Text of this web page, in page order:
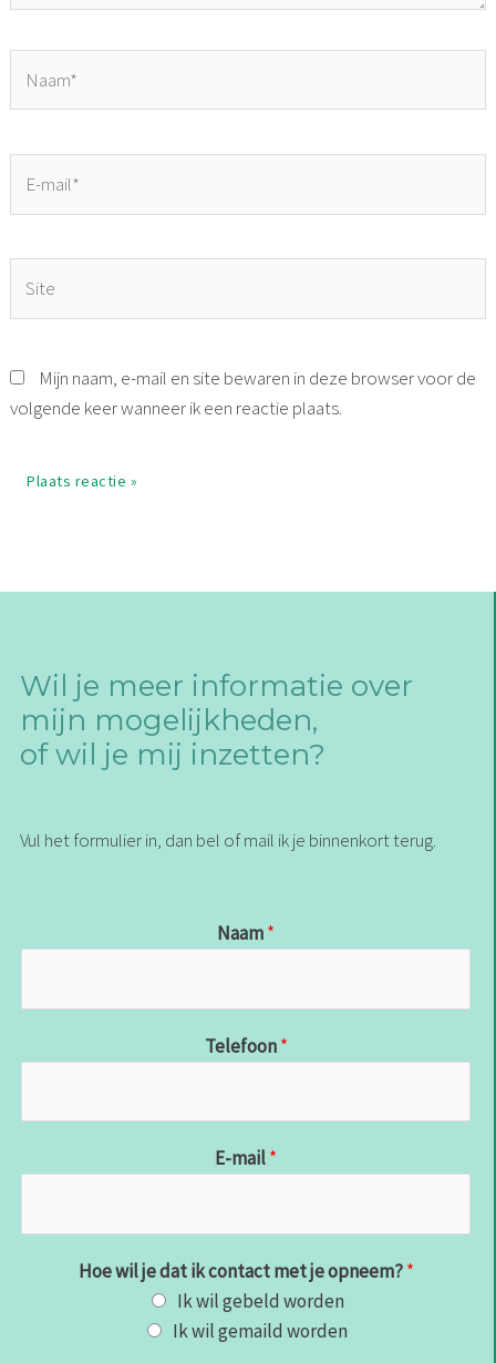
mail*
Mijn naam, e-mail en site bewaren in deze browser voor de
volgende keer wanneer ik een reactie plaats.
Wil je meer informatie over
mijn mogelijkheden,
of wil je mij inzetten?
Vul het formulier in, dan bel of mail ik je binnenkort terug.
Naam*
Telefoon*
E-mail*
Hoe wil je dat ik contact met je opneem?*
Ik wil gebeld worden
Ik wil gemaild worden